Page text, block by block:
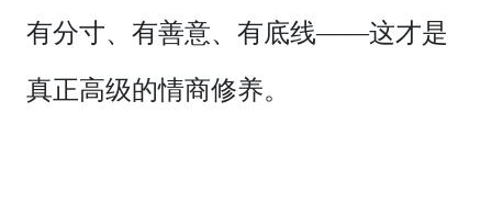
有分寸、有善意、有底线——这才是
真正高级的情商修养。